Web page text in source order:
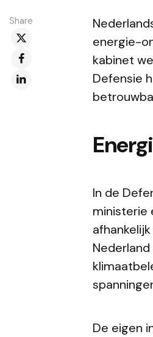
Share
energie-
kabinet
Defensie
In de
ministerie
De eigen